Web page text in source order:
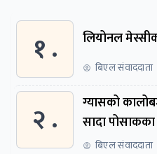
१ . लियोनल
बिएल संवाददाता
२ .
ग्यासको
सादा पोसाकका
बिएल संवाददाता